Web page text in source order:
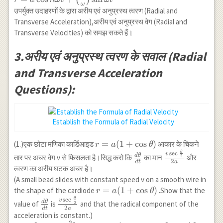
t+B
\omega
\cosh
\omega
t+\left(\frac{v}
{\omega}\right)
ω
उपर्युक्त उदाहरणों के द्वारा अरीय एवं अनुप्रस्थ त्वरण (Radial and
Transverse Acceleration),अरीय एवं अनुप्रस्थ वेग (Radial and
Transverse Velocities) को समझ सकते हैं।
3.अरीय एवं अनुप्रस्थ त्वरण के सवाल (Radial
and Transverse Acceleration
Questions):
Establish the Formula of Radial Velocity
(1.)एक छोटा मणिका कार्डिआइडr=a(1+\cos
\theta)
r = a(1 + cos θ) आकार के चिकने
तार पर अचर वेग v से फिसलता है।सिद्ध करो कि \frac{d
\theta}
{d t}
dt
dθ का मान \frac{v \sec
\frac{\theta}
{2}}{2 a}
2a
v sec 2
θ
और
त्वरण का अरीय घटक अचर है।
(A small bead slides with constant speed v on a smooth wire in
the shape of the cardiode r=a(1+
\cos
r = a(1 + cos θ) .Show that the
value of \frac{d
\theta}
dt
dθ is \frac{v \sec
\frac{\theta}
2a
v sec 2
θ
and that the radical component of the
acceleration is constant.)